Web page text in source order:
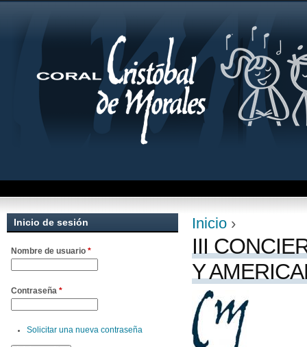
Se encuentra
Inicio ›
III
Y
Inicio de sesión
Nombre de usuario *
Contraseña *
Solicitar una nueva contraseña